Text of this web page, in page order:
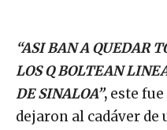
“ASI BAN A QUEDAR
LOS Q BOLTEAN
DE SINALOA”, este
dejaron al cadáver